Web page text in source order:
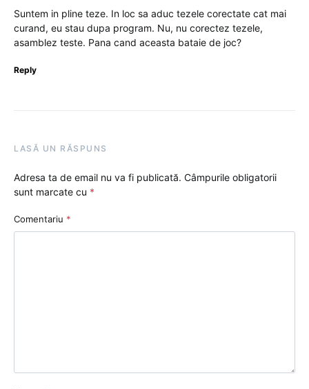
Suntem in pline teze. In loc sa aduc tezele corectate cat mai
curand, eu stau dupa program. Nu, nu corectez tezele,
asamblez teste. Pana cand aceasta bataie de joc?
Reply
LASĂ UN RĂSPUNS
Adresa ta de email nu va fi publicată. Câmpurile obligatorii
sunt marcate cu *
Comentariu *